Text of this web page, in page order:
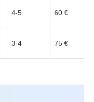
4-5 60 €
3-4 75 €